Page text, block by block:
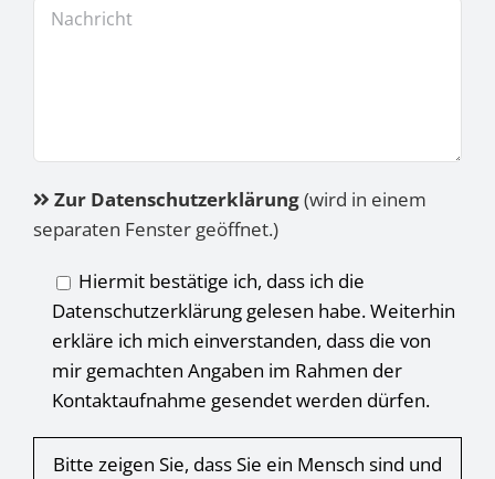
Zur Datenschutzerklärung(wird in einem
separaten Fenster geöffnet.)
Hiermit bestätige ich, dass ich die
Datenschutzerklärung gelesen habe. Weiterhin
erkläre ich mich einverstanden, dass die von
mir gemachten Angaben im Rahmen der
Kontaktaufnahme gesendet werden dürfen.
Bitte zeigen Sie, dass Sie ein Mensch sind und